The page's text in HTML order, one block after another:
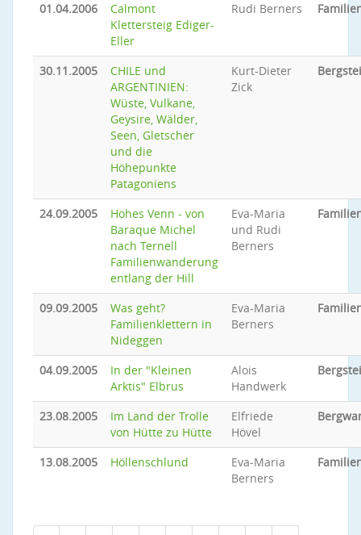
01.04.2006
Calmont
Klettersteig Ediger-
Eller
Rudi Berners
30.11.2005
CHILE und
ARGENTINIEN:
Wüste, Vulkane,
Geysire, Wälder,
Seen, Gletscher
und die
Höhepunkte
Patagoniens
Kurt-Dieter
Zick
24.09.2005
Hohes Venn - von
Baraque Michel
nach Ternell
Familienwanderung
entlang der Hill
Eva-Maria
und Rudi
Berners
09.09.2005
Was geht?
Familienklettern in
Nideggen
Eva-Maria
Berners
04.09.2005
In der "Kleinen
Arktis" Elbrus
Alois
Handwerk
23.08.2005
Im Land der Trolle
von Hütte zu Hütte
Elfriede
Hövel
13.08.2005 Höllenschlund
Eva-Maria
Berners